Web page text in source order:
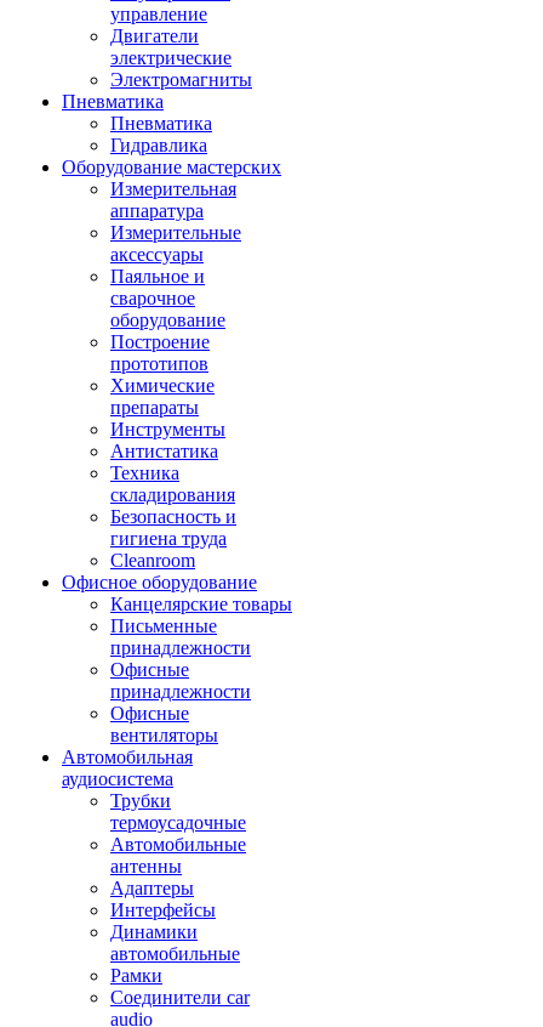
управление
Двигатели
электрические
Электромагниты
Пневматика
Пневматика
Гидравлика
Оборудование мастерских
Измерительная
аппаратура
Измерительные
аксессуары
Паяльное и
сварочное
оборудование
Построение
прототипов
Химические
препараты
Инструменты
Aнтистатика
Техника
складирования
Безопасность и
гигиена труда
Cleanroom
Офисное оборудование
Канцелярские товары
Письменные
принадлежности
Офисные
принадлежности
Офисные
вентиляторы
Автомобильная
аудиосистема
Трубки
термоусадочные
Автомобильные
антенны
Адаптеры
Интерфейсы
Динамики
автомобильные
Рамки
Соединители car
audio